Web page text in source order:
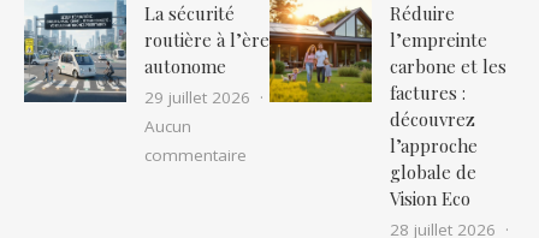
La sécurité
routière à l’ère
autonome
29 juillet 2026
Aucun
commentaire sur La sécurité routière à l’ère
Réduire
l’empreinte
carbone et les
factures :
découvrez
l’approche
globale de
Vision Eco
28 juillet 2026